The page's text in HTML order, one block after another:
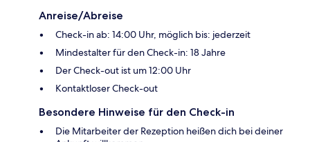
Anreise/Abreise
Check-in ab: 14:00 Uhr, möglich bis: jederzeit
Mindestalter für den Check-in: 18 Jahre
Der Check-out ist um 12:00 Uhr
Kontaktloser Check-out
Besondere Hinweise für den Check-in
Die Mitarbeiter der Rezeption heißen dich bei deiner